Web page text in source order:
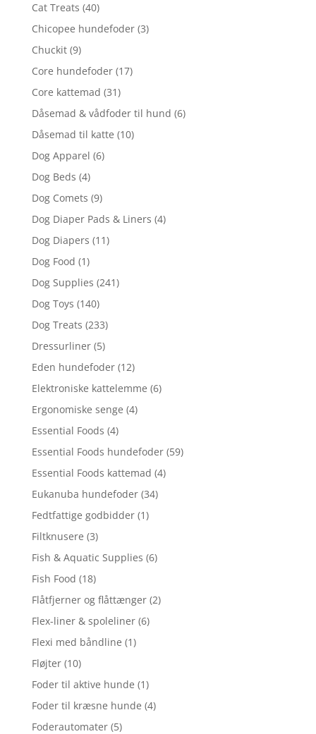
Cat Treats (40)
Chicopee hundefoder (3)
Chuckit (9)
Core hundefoder (17)
Core kattemad (31)
Dåsemad & vådfoder til hund (6)
Dåsemad til katte (10)
Dog Apparel (6)
Dog Beds (4)
Dog Comets (9)
Dog Diaper Pads & Liners (4)
Dog Diapers (11)
Dog Food (1)
Dog Supplies (241)
Dog Toys (140)
Dog Treats (233)
Dressurliner (5)
Eden hundefoder (12)
Elektroniske kattelemme (6)
Ergonomiske senge (4)
Essential Foods (4)
Essential Foods hundefoder (59)
Essential Foods kattemad (4)
Eukanuba hundefoder (34)
Fedtfattige godbidder (1)
Filtknusere (3)
Fish & Aquatic Supplies (6)
Fish Food (18)
Flåtfjerner og flåttænger (2)
Flex-liner & spoleliner (6)
Flexi med båndline (1)
Fløjter (10)
Foder til aktive hunde (1)
Foder til kræsne hunde (4)
Foderautomater (5)